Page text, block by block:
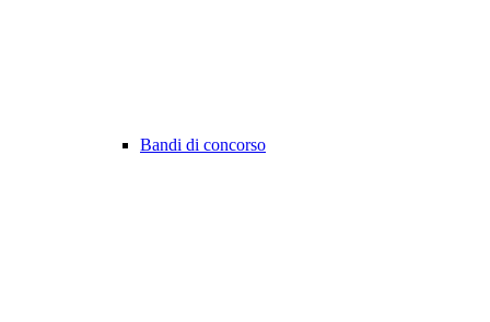
Bandi di concorso